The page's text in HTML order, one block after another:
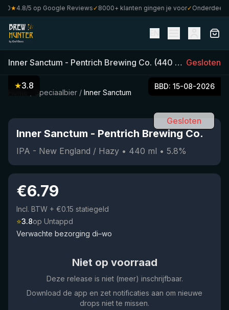
4.8/5 op Google Reviews✓8000+ klanten gingen je voor✓Onderdeel
Inner Sanctum - Pentrich Brewing Co. (440 •5.8%•
Gesloten
Speciaalbier / Inner Sanctum
★3.8 BBD: 15-08-2026
Gesloten
Inner Sanctum - Pentrich Brewing Co.
IPA - New England / Hazy • 440 ml • 5.8%
€6.79
Incl. BTW + €0.15 statiegeld
⭐3.8op Untappd
Verwachte bezorging di–wo
Niet op voorraad
Deze release is niet (meer) inschrijfbaar.
Download de app en zet notificaties aan om nieuwe
drops niet te missen.